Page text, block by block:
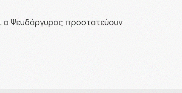
ο Ψευδάργυρος προστατεύουν